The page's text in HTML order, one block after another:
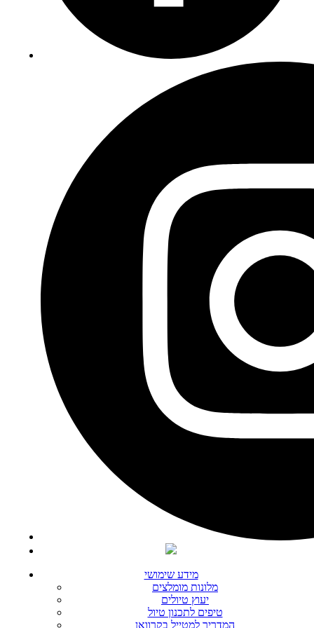
מידע שימושי
מלונות מומלצים
יעוץ טיולים
טיפים לתכנון טיול
המדריך למטייל בקרוואן